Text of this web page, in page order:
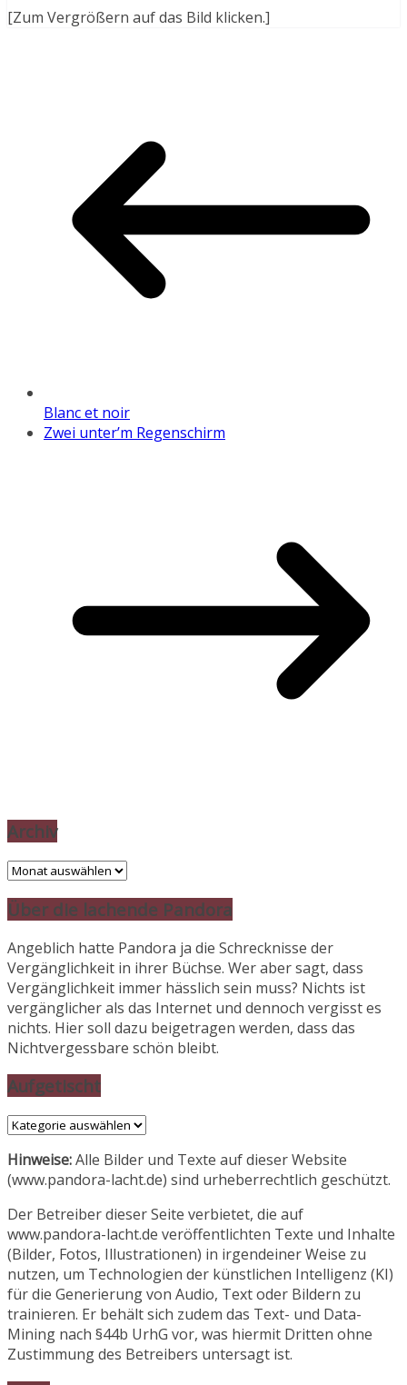
[Zum Vergrößern auf das Bild klicken.]
Blanc et noir
Zwei unter’m Regenschirm
Archiv
Archiv
Über die lachende Pandora
Angeblich hatte Pandora ja die Schrecknisse der
Vergänglichkeit in ihrer Büchse. Wer aber sagt, dass
Vergänglichkeit immer hässlich sein muss? Nichts ist
vergänglicher als das Internet und dennoch vergisst es
nichts. Hier soll dazu beigetragen werden, dass das
Nichtvergessbare schön bleibt.
Aufgetischt
Aufgetischt
Hinweise:Alle Bilder und Texte auf dieser Website
(www.pandora-lacht.de) sind urheberrechtlich geschützt.
Der Betreiber dieser Seite verbietet, die auf
www.pandora-lacht.de veröffentlichten Texte und Inhalte
(Bilder, Fotos, Illustrationen) in irgendeiner Weise zu
nutzen, um Technologien der künstlichen Intelligenz (KI)
für die Generierung von Audio, Text oder Bildern zu
trainieren. Er behält sich zudem das Text- und Data-
Mining nach §44b UrhG vor, was hiermit Dritten ohne
Zustimmung des Betreibers untersagt ist.